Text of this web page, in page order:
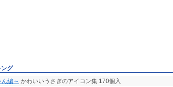
ング
編～ かわいいうさぎのアイコン集 170個入